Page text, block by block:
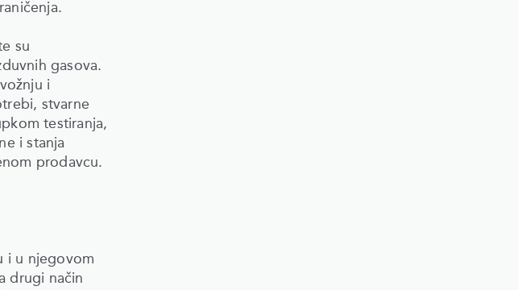
su
gasova.
i
stvarne
testiranja,
i stanja
prodavcu.
i u njegovom
drugi način